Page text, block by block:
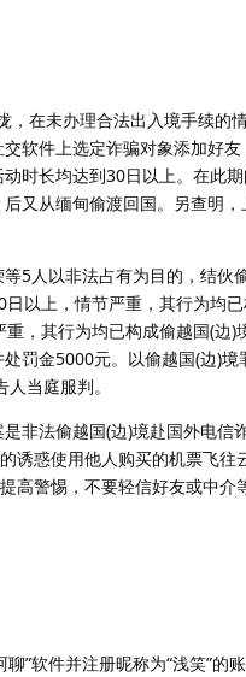
在未办理合法出入境手续的
软件上选定诈骗对象添加好
时长均达到30日以上。在此
又从缅甸偷渡回国。另查明
人以非法占有为目的，结伙
以上，情节严重，其行为均
，其行为均已构成偷越国(边
罚金5000元。以偷越国(边)
当庭服判。
法偷越国(边)境赴国外电信
诱惑使用他人购买的机票飞
高警惕，不要轻信好友或中
软件并注册昵称为“浅笑”的